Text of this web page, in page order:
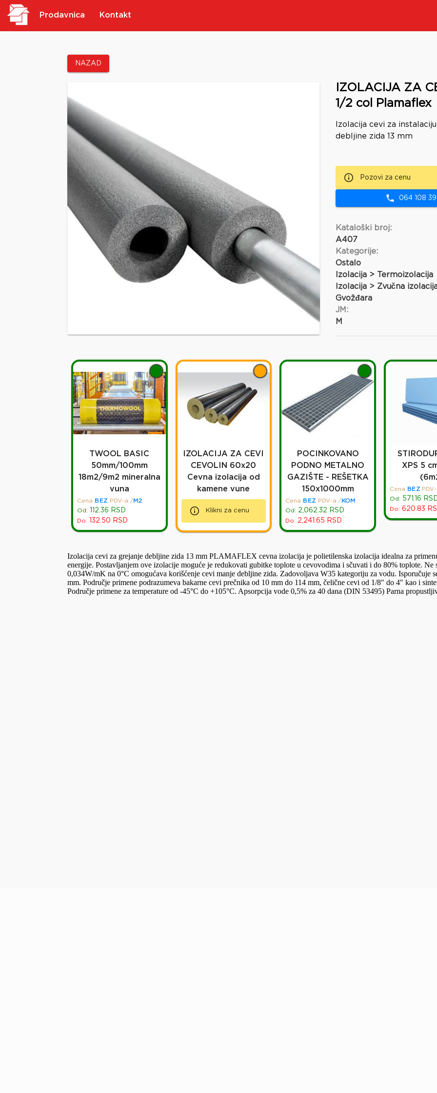
Prodavnica Kontakt
NAZAD
IZOLACIJA ZA
1/2 col Plamaflex
Izolacija cevi za
debljine zida 13 mm
Pozovi za cenu
064 108
Kataloški broj:
A407
Kategorije:
Ostalo
Izolacija > Termoizolacija
Izolacija > Zvučna
Gvožđara
JM:
M
TWOOL BASIC
50mm/100mm
18m2/9m2 mineralna
vuna
Cena BEZ PDV-a / M2:
Od:
112.36 RSD
Do: 132.50 RSD
IZOLACIJA ZA CEVI
CEVOLIN 60x20
Cevna izolacija od
kamene vune
Klikni za cenu
POCINKOVANO
PODNO METALNO
GAZIŠTE - REŠETKA
150x1000mm
Cena BEZ PDV-a / KOM :
Od: 2,062.32 RSD
Do: 2,241.65 RSD
XPS 5
Cena BEZ
Od: 571.16
Do: 620.83
Izolacija cevi za grejanje debljine zida 13 mm PLAMAFLEX cevna izolacija je polietilenska izolacija idealna za
energije. Postavljanjem ove izolacije moguće je redukovati gubitke toplote u cevovodima i sčuvati i do 80% toplote.
0,034W/mK na 0°C omogućava korišćenje cevi manje debljine zida. Zadovoljava W35 kategoriju za vodu. Isporučuje
mm. Područje primene podrazumeva bakarne cevi prečnika od 10 mm do 114 mm, čelične cevi od 1/8″ do 4″ kao i
Područje primene za temperature od -45°C do +105°C. Apsorpcija vode 0,5% za 40 dana (DIN 53495) Parna